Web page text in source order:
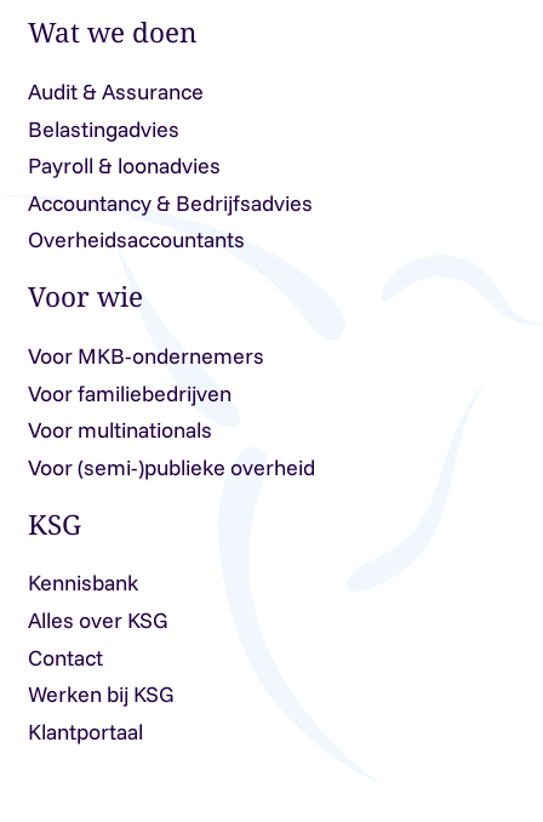
Wat we doen
Audit & Assurance
Belastingadvies
Payroll & loonadvies
Accountancy & Bedrijfsadvies
Overheidsaccountants
Voor wie
Voor MKB-ondernemers
Voor familiebedrijven
Voor multinationals
Voor (semi-)publieke overheid
KSG
Kennisbank
Alles over KSG
Contact
Werken bij KSG
Klantportaal